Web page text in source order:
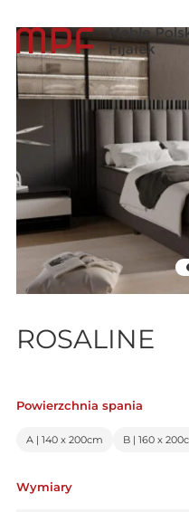
ROSALINE
Powierzchnia spania
A | 140 x 200cm B | 160 x
Wymiary